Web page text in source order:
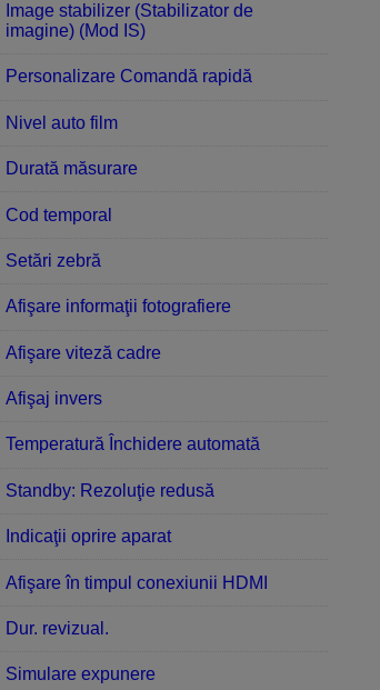
Image stabilizer (Stabilizator de
imagine) (Mod IS)
Personalizare Comandă rapidă
Nivel auto film
Durată măsurare
Cod temporal
Setări zebră
Afişare informaţii fotografiere
Afişare viteză cadre
Afişaj invers
Temperatură Închidere automată
Standby: Rezoluţie redusă
Indicaţii oprire aparat
Afişare în timpul conexiunii HDMI
Dur. revizual.
Simulare expunere